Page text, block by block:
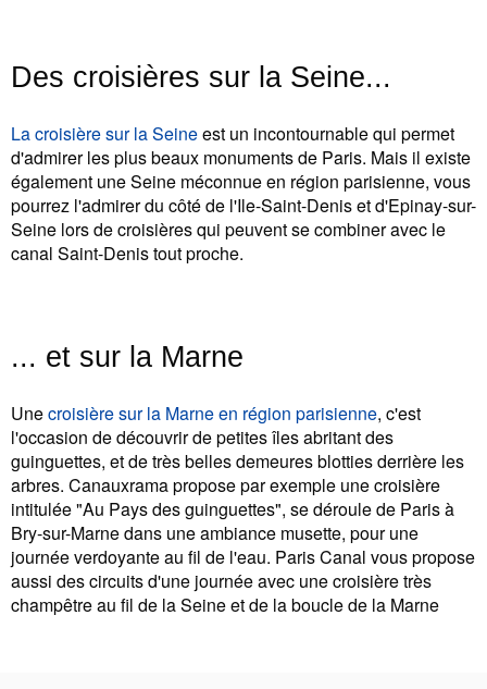
Des croisières sur la Seine...
La croisière sur la Seineest un incontournable qui permet
d'admirer les plus beaux monuments de Paris. Mais il existe
également une Seine méconnue en région parisienne, vous
pourrez l'admirer du côté de l'Ile-Saint-Denis et d'Epinay-sur-
Seine lors de croisières qui peuvent se combiner avec le
canal Saint-Denis tout proche.
... et sur la Marne
Unecroisière sur la Marne en région parisienne, c'est
l'occasion de découvrir de petites îles abritant des
guinguettes, et de très belles demeures blotties derrière les
arbres. Canauxrama propose par exemple une croisière
intitulée "Au Pays des guinguettes", se déroule de Paris à
Bry-sur-Marne dans une ambiance musette, pour une
journée verdoyante au fil de l'eau. Paris Canal vous propose
aussi des circuits d'une journée avec une croisière très
champêtre au fil de la Seine et de la boucle de la Marne